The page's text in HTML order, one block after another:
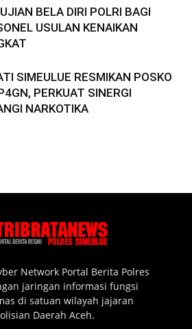
BELA DIRI POLRI BAGI
USULAN KENAIKAN
SIMEULUE RESMIKAN POSKO
PERKUAT SINERGI
NARKOTIKA
Network Portal Berita Polres
jaringan informasi fungsi
di satuan wilayah jajaran
Daerah Aceh.